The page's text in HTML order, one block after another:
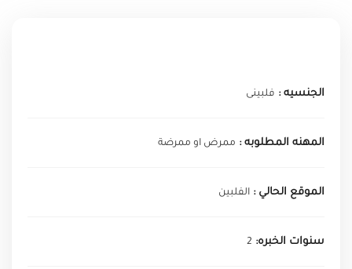
الجنسيه : فلبينى
المهنه المطلوبه : ممرض او ممرضة
الموقع الحالي : الفلبين
سنوات الخبره: 2